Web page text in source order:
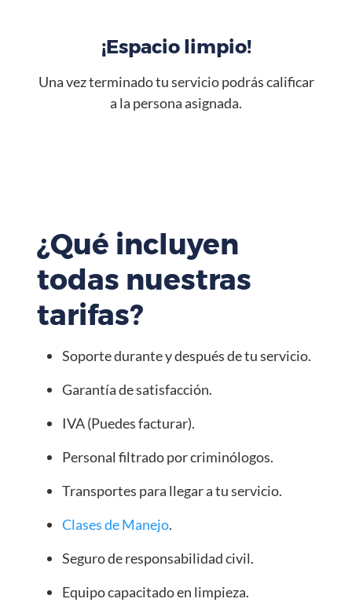
¡Espacio limpio!
Una vez terminado tu servicio podrás calificar
a la persona asignada.
¿Qué incluyen
todas nuestras
tarifas?
Soporte durante y después de tu servicio.
Garantía de satisfacción.
IVA (Puedes facturar).
Personal filtrado por criminólogos.
Transportes para llegar a tu servicio.
Clases de Manejo.
Seguro de responsabilidad civil.
Equipo capacitado en limpieza.